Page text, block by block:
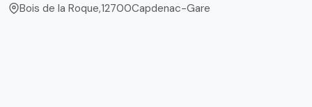
Bois de la Roque,12700Capdenac-Gare